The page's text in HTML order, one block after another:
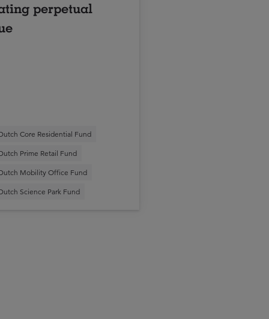
perpetual
Core Residential Fund
Prime Retail Fund
Mobility Office Fund
Science Park Fund